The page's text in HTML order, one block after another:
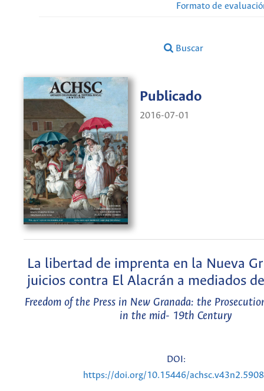
Formato de
Buscar
Publicado
2016-07-01
La libertad de imprenta en la Nueva
juicios contra El Alacrán a mediados
Freedom of the Press in New Granada: the
in the mid- 19th Century
DOI:
https://doi.org/10.15446/